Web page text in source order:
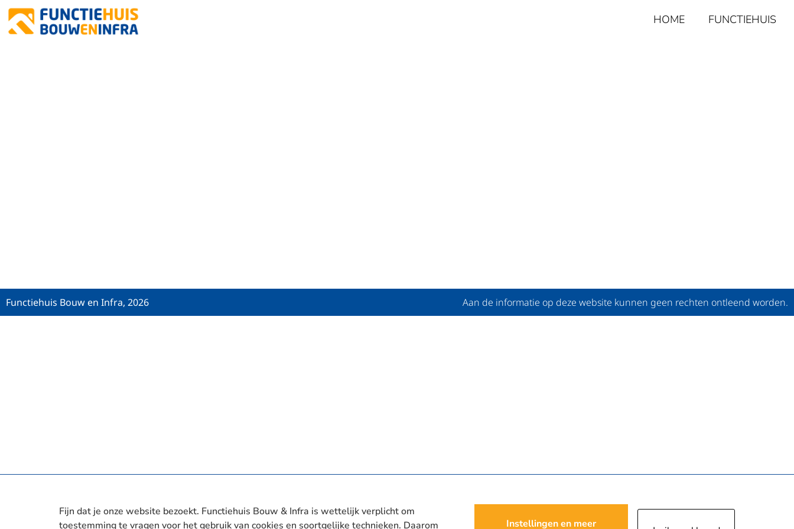
Fijn dat je onze website bezoekt. Functiehuis Bouw & Infra is wettelijk verplicht om
toestemming te vragen voor het gebruik van cookies en soortgelijke technieken. Daarom
Instellingen en meer
HOME FUNCTIEHUIS
Functiehuis Bouw en Infra, 2026 Aan de informatie op deze website kunnen geen rechten ontleend worden.